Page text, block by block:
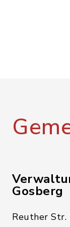
Gosberg
Reuther Str.